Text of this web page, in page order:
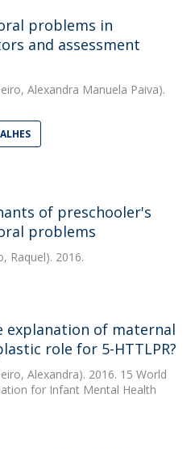
problems in
and assessment
Alexandra Manuela Paiva).
of preschooler's
problems
Raquel). 2016.
explanation of maternal
role for 5-HTTLPR?
Alexandra). 2016. 15 World
for Infant Mental Health